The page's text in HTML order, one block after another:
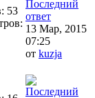
53
13 Мар, 2015
07:25
от kuzja